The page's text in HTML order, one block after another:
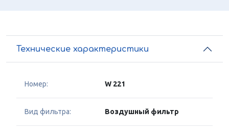
Технические характеристики
Номер: W 221
Вид фильтра: Воздушный фильтр